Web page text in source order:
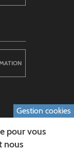
Gestion cookies
pour vous
nous